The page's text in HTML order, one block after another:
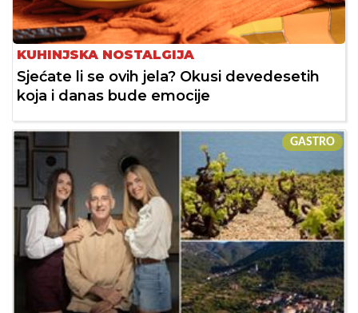
KUHINJSKA NOSTALGIJA
Sjećate li se ovih jela? Okusi devedesetih
koja i danas bude emocije
GASTRO